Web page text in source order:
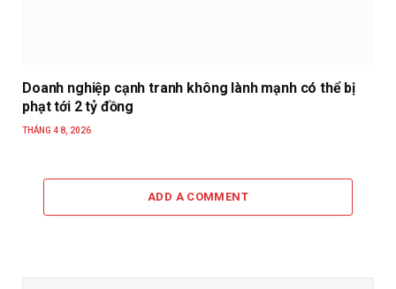
Doanh nghiệp cạnh tranh không lành mạnh có thể bị
phạt tới 2 tỷ đồng
THÁNG 4 8, 2026
ADD A COMMENT